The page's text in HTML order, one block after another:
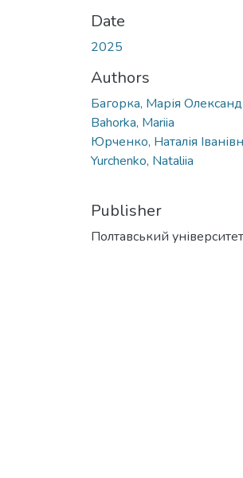
Date
2025
Authors
Багорка, Марія
Bahorka, Mariia
Юрченко, Наталія
Yurchenko, Nataliia
Publisher
Полтавський